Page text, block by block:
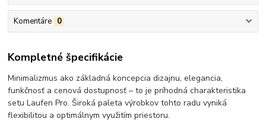
Komentáre 0
Kompletné špecifikácie
Minimalizmus ako základná koncepcia dizajnu, elegancia,
funkčnosť a cenová dostupnosť – to je príhodná charakteristika
setu Laufen Pro. Široká paleta výrobkov tohto radu vyniká
flexibilitou a optimálnym využitím priestoru.